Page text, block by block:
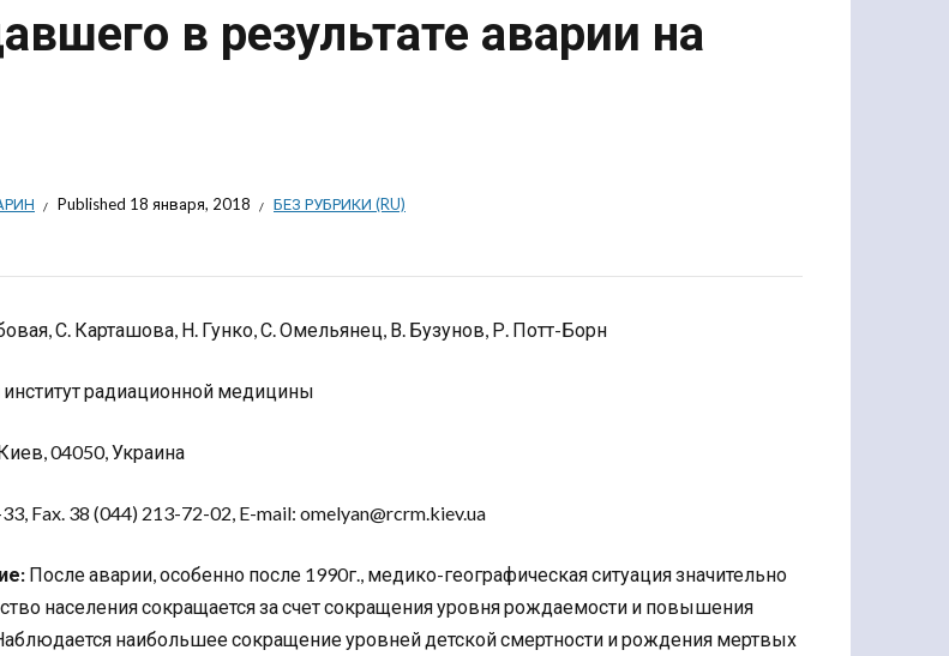
в результате аварии на
Published 18 января, 2018 БЕЗ РУБРИКИ (RU)
С. Карташова, Н. Гунко, С. Омельянец, В. Бузунов, Р. Потт-Борн
радиационной медицины
04050, Украина
Fax. 38 (044) 213-72-02, E-mail: omelyan@rcrm.kiev.ua
После аварии, особенно после 1990г., медико-географическая ситуация значительно
населения сокращается за счет сокращения уровня рождаемости и повышения
наибольшее сокращение уровней детской смертности и рождения мертвых